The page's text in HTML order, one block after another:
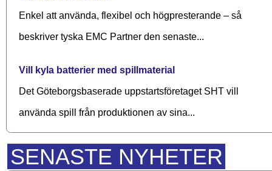
Enkel att använda, flexibel och högpresterande – så
beskriver tyska EMC Partner den senaste...
Vill kyla batterier med spillmaterial
Det Göteborgsbaserade upp­starts­företaget SHT vill
använda spill från produktionen av sina...
SENASTE NYHETER